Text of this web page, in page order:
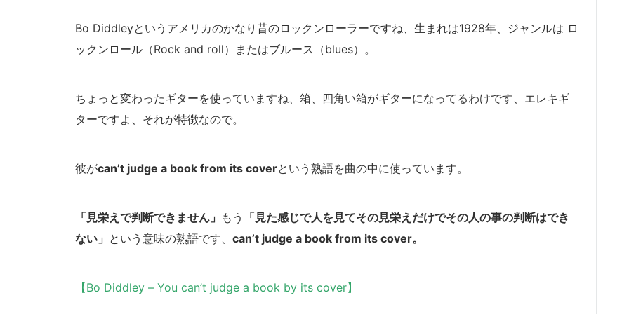
Bo Diddleyというアメリカのかなり昔のロックンローラーですね、生まれは1928年、ジャンルは ロ
ックンロール（Rock and roll）またはブルース（blues）。
ちょっと変わったギターを使っていますね、箱、四角い箱がギターになってるわけです、エレキギ
ターですよ、それが特徴なので。
彼がcan’t judge a book from its coverという熟語を曲の中に使っています。
「見栄えで判断できません」 もう
「見た感じで人を見てその見栄えだけでその人の事の判断はでき
ない」 という意味の熟語です、 can’t judge a book from its cover。
【Bo Diddley – You can’t judge a book by its cover】